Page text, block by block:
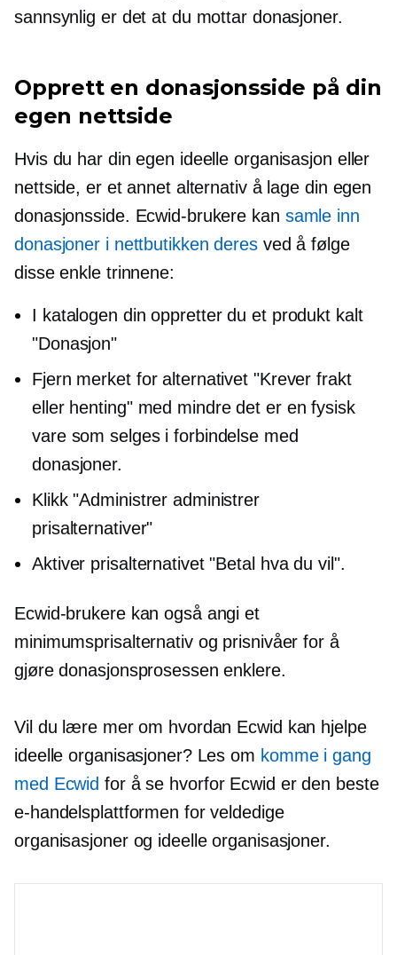
sannsynlig er det at du mottar donasjoner.
Opprett en donasjonsside på din
egen nettside
Hvis du har din egen ideelle organisasjon eller
nettside, er et annet alternativ å lage din egen
donasjonsside. Ecwid-brukere kan samle inn
donasjoner i nettbutikken deresved å følge
disse enkle trinnene:
I katalogen din oppretter du et produkt kalt
"Donasjon"
Fjern merket for alternativet "Krever frakt
eller henting" med mindre det er en fysisk
vare som selges i forbindelse med
donasjoner.
Klikk "Administrer administrer
prisalternativer"
Aktiver prisalternativet "Betal hva du vil".
Ecwid-brukere kan også angi et
minimumsprisalternativ og prisnivåer for å
gjøre donasjonsprosessen enklere.
Vil du lære mer om hvordan Ecwid kan hjelpe
ideelle organisasjoner? Les om komme i gang
med Ecwid for å se hvorfor Ecwid er den beste
e-handelsplattformen for veldedige
organisasjoner og ideelle organisasjoner.